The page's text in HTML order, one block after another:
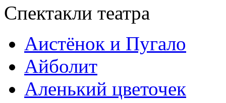
Спектакли театра
Аистёнок и Пугало
Айболит
Аленький цветочек